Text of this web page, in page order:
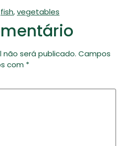
fish,vegetables
será publicado. Campos
com *